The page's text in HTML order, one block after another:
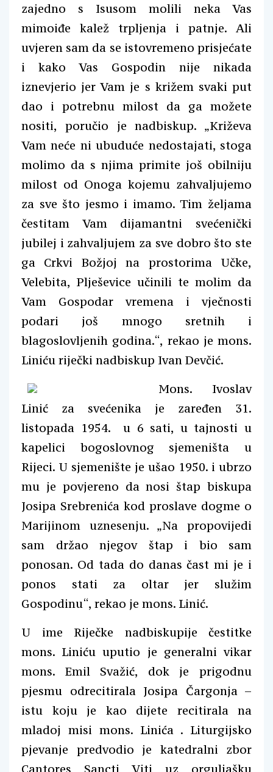
zajedno s Isusom molili neka Vas
mimoiđe kalež trpljenja i patnje. Ali
uvjeren sam da se istovremeno prisjećate
i kako Vas Gospodin nije nikada
iznevjerio jer Vam je s križem svaki put
dao i potrebnu milost da ga možete
nositi, poručio je nadbiskup. „Križeva
Vam neće ni ubuduće nedostajati, stoga
molimo da s njima primite još obilniju
milost od Onoga kojemu zahvaljujemo
za sve što jesmo i imamo. Tim željama
čestitam Vam dijamantni svećenički
jubilej i zahvaljujem za sve dobro što ste
ga Crkvi Božjoj na prostorima Učke,
Velebita, Plješevice učinili te molim da
Vam Gospodar vremena i vječnosti
podari još mnogo sretnih i
blagoslovljenih godina.“, rekao je mons.
Liniću riječki nadbiskup Ivan Devčić.
Mons. Ivoslav
Linić za svećenika je zaređen 31.
listopada 1954. u 6 sati, u tajnosti u
kapelici bogoslovnog sjemeništa u
Rijeci. U sjemenište je ušao 1950. i ubrzo
mu je povjereno da nosi štap biskupa
Josipa Srebrenića kod proslave dogme o
Marijinom uznesenju. „Na propovijedi
sam držao njegov štap i bio sam
ponosan. Od tada do danas čast mi je i
ponos stati za oltar jer služim
Gospodinu“, rekao je mons. Linić.
U ime Riječke nadbiskupije čestitke
mons. Liniću uputio je generalni vikar
mons. Emil Svažić, dok je prigodnu
pjesmu odrecitirala Josipa Čargonja –
istu koju je kao dijete recitirala na
mladoj misi mons. Linića . Liturgijsko
pjevanje predvodio je katedralni zbor
Cantores Sancti Viti uz orguljašku